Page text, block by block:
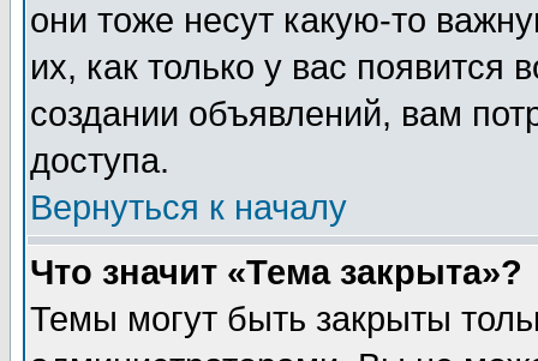
они тоже несут какую-то
их, как только у вас появится
создании объявлений, вам
доступа.
Вернуться к началу
Что значит «Тема закрыта»?
Темы могут быть закрыты